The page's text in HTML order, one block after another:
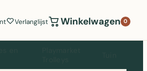
Verlanglijst Winkelwagen 0